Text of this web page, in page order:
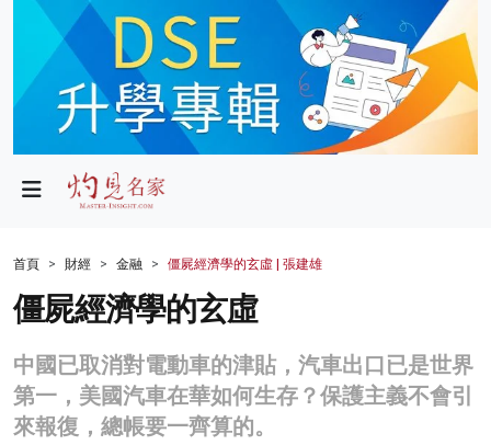
政局
財經
生活
商業
科技
首頁 財經 金融 僵屍經濟學的玄虛 | 張建雄
僵屍經濟學的玄虛
中國已取消對電動車的津貼，汽車出口已是世界
第一，美國汽車在華如何生存？保護主義不會引
來報復，總帳要一齊算的。